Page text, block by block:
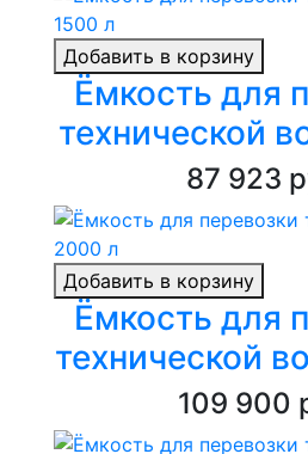
Добавить в корзину
Ёмкость для
технической
87 923
Добавить в корзину
Ёмкость для
технической
109 900